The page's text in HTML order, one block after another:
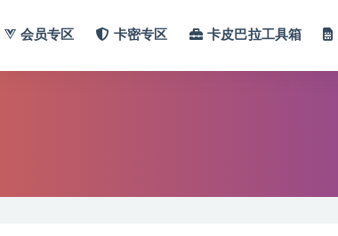
会员专区 卡密专区 卡皮巴拉工具箱